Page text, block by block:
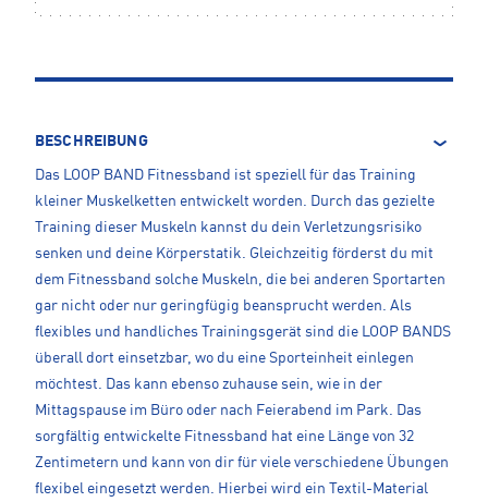
BESCHREIBUNG
Das LOOP BAND Fitnessband ist speziell für das Training
kleiner Muskelketten entwickelt worden. Durch das gezielte
Training dieser Muskeln kannst du dein Verletzungsrisiko
senken und deine Körperstatik. Gleichzeitig förderst du mit
dem Fitnessband solche Muskeln, die bei anderen Sportarten
gar nicht oder nur geringfügig beansprucht werden. Als
flexibles und handliches Trainingsgerät sind die LOOP BANDS
überall dort einsetzbar, wo du eine Sporteinheit einlegen
möchtest. Das kann ebenso zuhause sein, wie in der
Mittagspause im Büro oder nach Feierabend im Park. Das
sorgfältig entwickelte Fitnessband hat eine Länge von 32
Zentimetern und kann von dir für viele verschiedene Übungen
flexibel eingesetzt werden. Hierbei wird ein Textil-Material